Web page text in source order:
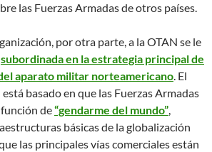
las Fuerzas Armadas de otros países.
por otra parte, a la OTAN se le
subordinada en la estrategia principal de
aparato militar norteamericano. El
basado en que las Fuerzas Armadas
de“gendarme del mundo”,
básicas de la globalización
las principales vías comerciales están